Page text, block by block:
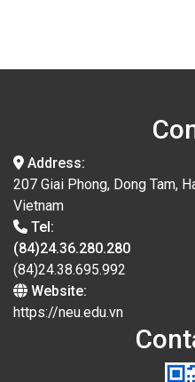
Address:
207 Giai Phong, Dong Tam,
Vietnam
Tel:
(84)24.36.280.280
(84)24.38.695.992
Website:
https://neu.edu.vn